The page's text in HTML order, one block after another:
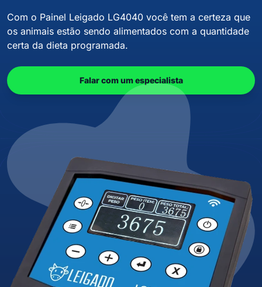
Com o Painel Leigado LG4040 você tem a certeza que
os animais estão sendo alimentados com a quantidade
certa da dieta programada.
Falar com um especialista